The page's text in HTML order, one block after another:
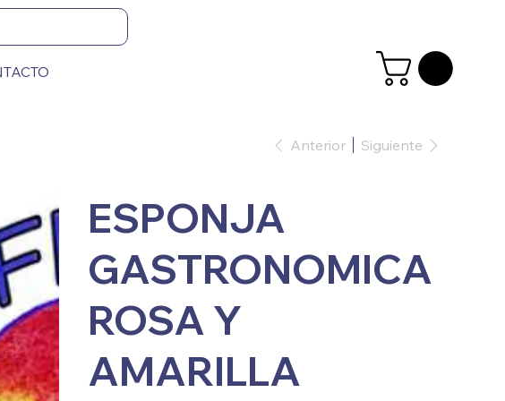
Anterior Siguiente
ESPONJA
GASTRONOMICA
ROSA Y
AMARILLA